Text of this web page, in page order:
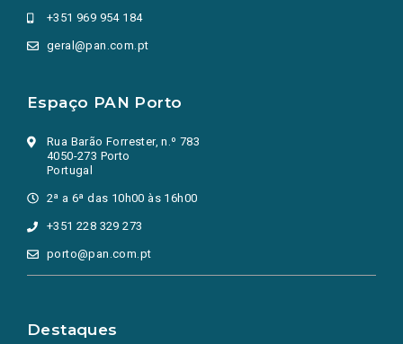
+351 969 954 184
geral@pan.com.pt
Espaço PAN Porto
Rua Barão Forrester, n.º 783
4050-273 Porto
Portugal
2ª a 6ª das 10h00 às 16h00
+351 228 329 273
porto@pan.com.pt
Destaques